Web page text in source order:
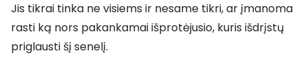
Jis tikrai tinka ne visiems ir nesame tikri, ar įmanoma
rasti ką nors pakankamai išprotėjusio, kuris išdrįstų
priglausti šį senelį.